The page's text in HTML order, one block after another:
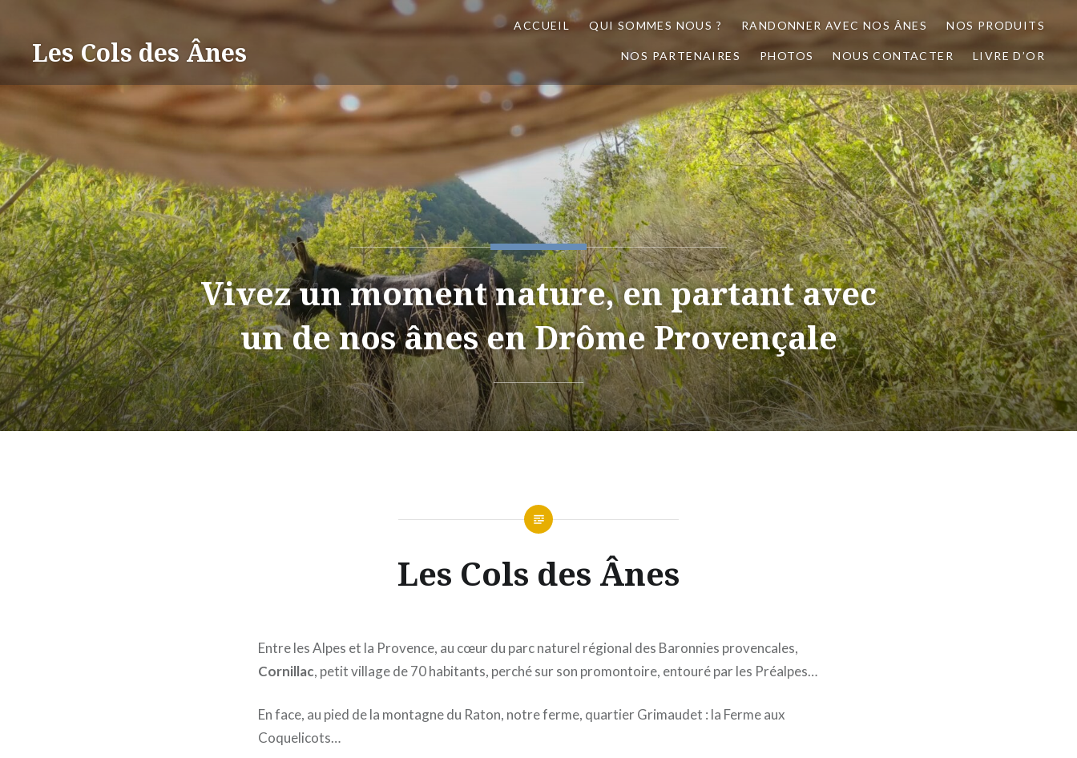
contenuLes Cols des Ânes
ACCUEIL QUI SOMMES NOUS ? RANDONNER AVEC NOS ÂNES NOS PRODUITS
NOS PARTENAIRES PHOTOS NOUS CONTACTER LIVRE D’OR
Vivez un moment nature, en partant avec
un de nos ânes en Drôme Provençale
Les Cols des Ânes
Entre les Alpes et la Provence, au cœur du parc naturel régional des Baronnies provencales,
Cornillac, petit village de 70 habitants, perché sur son promontoire, entouré par les Préalpes…
En face, au pied de la montagne du Raton, notre ferme, quartier Grimaudet : la Ferme aux
Coquelicots…